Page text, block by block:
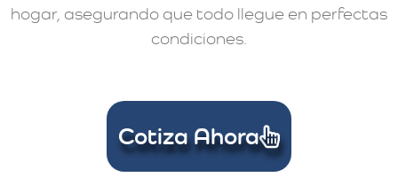
hogar, asegurando que todo llegue en perfectas
condiciones.
Cotiza Ahora